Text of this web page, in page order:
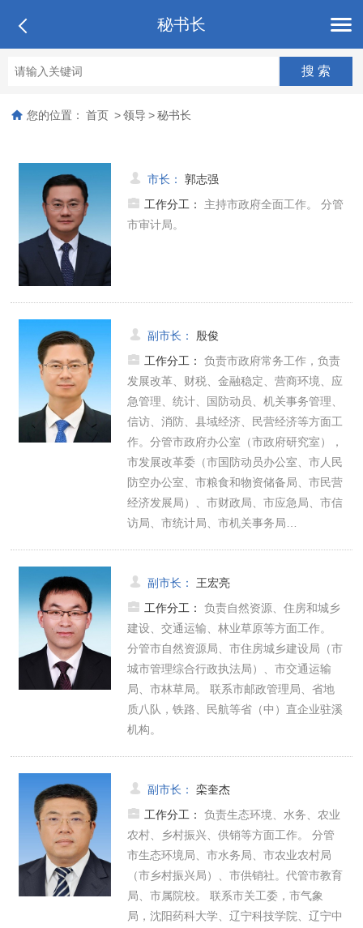
秘书长
您的位置： 首页 > 领导 > 秘书长
市长 ：
郭志强
工作分工：
主持市政府全面工作。 分管
市审计局。
副市长 ：
殷俊
工作分工：
负责市政府常务工作，负责
发展改革、财税、金融稳定、营商环境、应
急管理、统计、国防动员、机关事务管理、
信访、消防、县域经济、民营经济等方面工
作。分管市政府办公室（市政府研究室），
市发展改革委（市国防动员办公室、市人民
防空办公室、市粮食和物资储备局、市民营
经济发展局）、市财政局、市应急局、市信
访局、市统计局、市机关事务局…
副市长 ：
王宏亮
工作分工：
负责自然资源、住房和城乡
建设、交通运输、林业草原等方面工作。
分管市自然资源局、市住房城乡建设局（市
城市管理综合行政执法局）、市交通运输
局、市林草局。 联系市邮政管理局、省地
质八队，铁路、民航等省（中）直企业驻溪
机构。
副市长 ：
栾奎杰
工作分工：
负责生态环境、水务、农业
农村、乡村振兴、供销等方面工作。 分管
市生态环境局、市水务局、市农业农村局
（市乡村振兴局）、市供销社。代管市教育
局、市属院校。 联系市关工委，市气象
局，沈阳药科大学、辽宁科技学院、辽宁中